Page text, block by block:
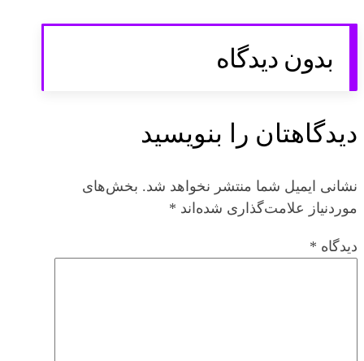
بدون دیدگاه
دیدگاهتان را بنویسید
نشانی ایمیل شما منتشر نخواهد شد. بخش‌های
موردنیاز علامت‌گذاری شده‌اند *
دیدگاه *